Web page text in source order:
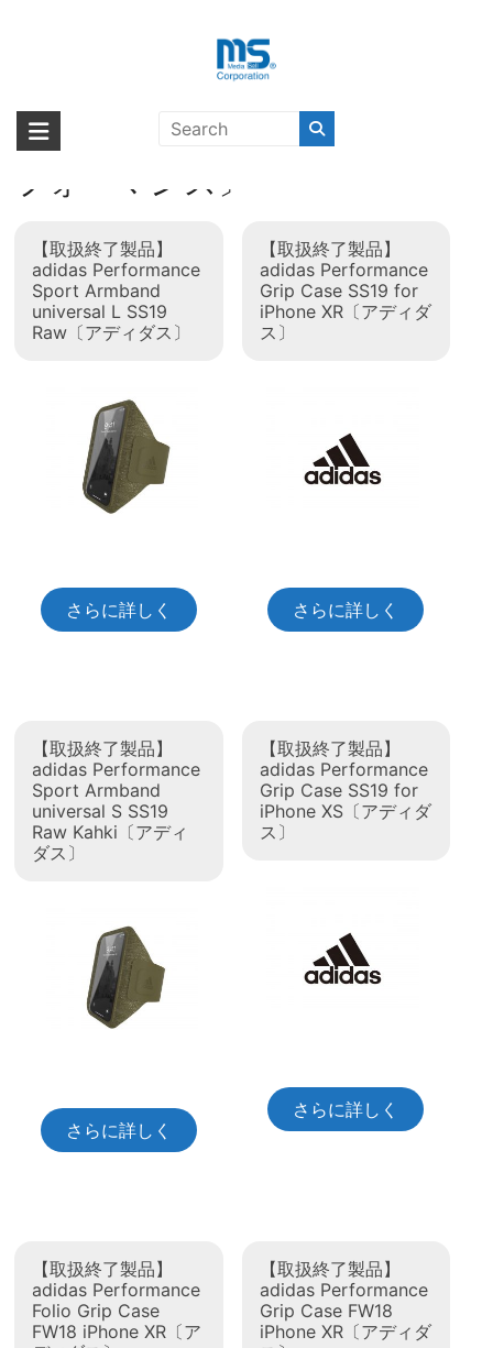
海外輸入ブランド商品｜株式会社
海外事業部が取り揃えている海外輸入商品には、日本では珍しい「海外ブ
ランド」をはじめ「ユニークな商品」「機能的な商品」「コストパフォー
タグ:
Performance〔アディダス パ
フォーマンス〕
【取扱終了製品】
adidas Performance
Sport Armband
universal L SS19
Raw〔アディダス〕
さらに詳しく
【取扱終了製品】
adidas Performance
Grip Case SS19 for
iPhone XR〔アディダ
ス〕
さらに詳しく
【取扱終了製品】
adidas Performance
Sport Armband
universal S SS19
Raw Kahki〔アディ
ダス〕
さらに詳しく
【取扱終了製品】
adidas Performance
Grip Case SS19 for
iPhone XS〔アディダ
ス〕
さらに詳しく
【取扱終了製品】
adidas Performance
Folio Grip Case
FW18 iPhone XR〔ア
【取扱終了製品】
adidas Performance
Grip Case FW18
iPhone XR〔アディダ